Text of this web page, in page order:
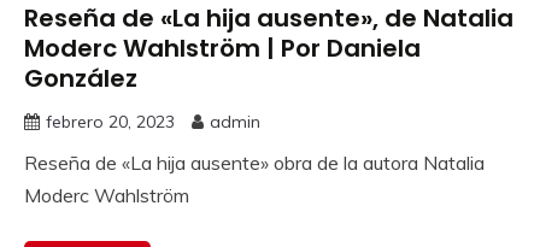
Reseña de «La hija ausente», de Natalia
Moderc Wahlström | Por Daniela
González
febrero 20, 2023 admin
Reseña de «La hija ausente» obra de la autora Natalia
Moderc Wahlström